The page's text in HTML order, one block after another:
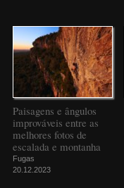
Paisagens e ângulos
improváveis entre as
melhores fotos de
escalada e montanha
Fugas
20.12.2023